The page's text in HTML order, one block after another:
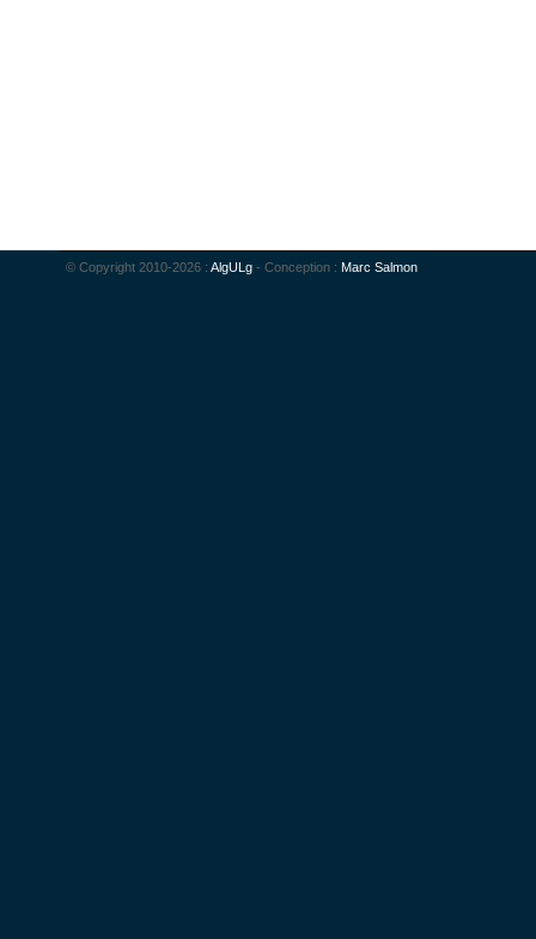
© Copyright 2010-2026 : AlgULg - Conception : Marc Salmon